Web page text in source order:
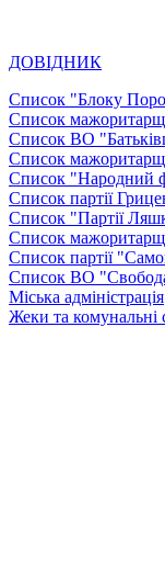
ДОВІДНИК
Список "Блоку
Список
Список ВО
Список
Список "Народний
Список партії
Список "Партії
Список
Список партії
Список ВО
Міська адміністрація
Жеки та комунальні